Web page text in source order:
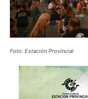
Foto: Estación Provincial